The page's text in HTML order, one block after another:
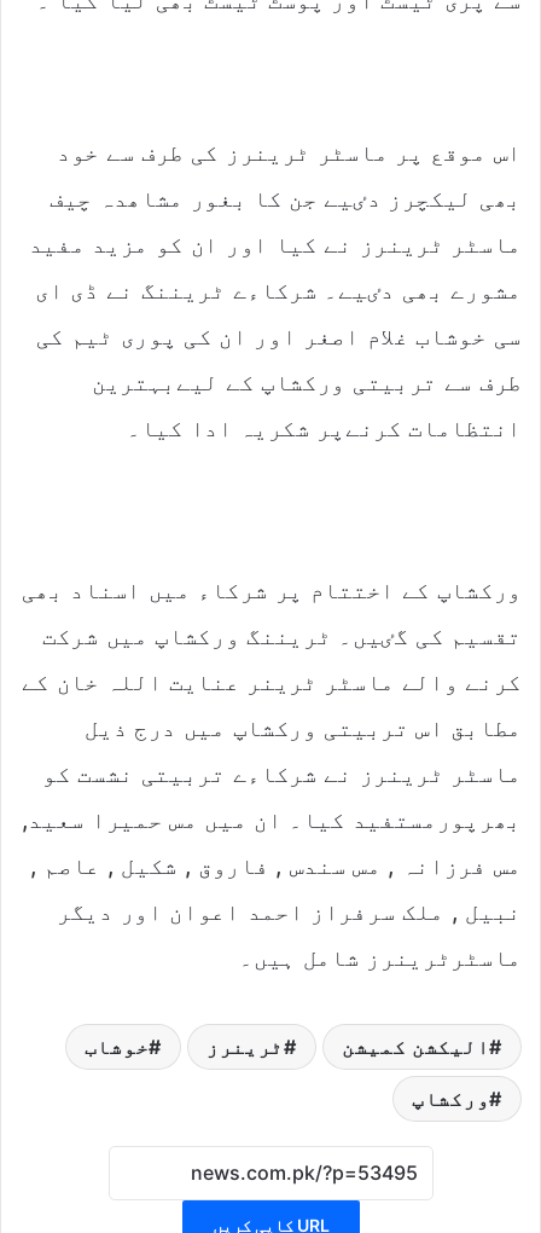
اس موقع پر ماسٹر ٹرینرز کی طرف سے خود
بھی لیکچرز دٸیے جن کا بغور مشاھدہ چیف
ماسٹر ٹرینرز نے کیا اور ان کو مزید مفید
مشورے بھی دٸیے۔ شرکاءے ٹریننگ نے ڈی ای
سی خوشاب غلام اصغر اور ان کی پوری ٹیم کی
طرف سے تربیتی ورکشاپ کے لیےبہترین
انتظامات کرنےپر شکریہ ادا کیا۔
ورکشاپ کے اختتام پر شرکاء میں اسناد بھی
تقسیم کی گٸیں۔ ٹریننگ ورکشاپ میں شرکت
کرنے والے ماسٹر ٹرینر عنایت اللہ خان کے
مطابق اس تربیتی ورکشاپ میں درج ذیل
ماسٹر ٹرینرز نے شرکاءے تربیتی نشست کو
بھرپورمستفید کیا۔ ان میں مس حمیرا سعید,
مس فرزانہ , مس سندس , فاروق , شکیل , عاصم ,
نبیل , ملک سرفراز احمد اعوان اور دیگر
ماسٹرٹرینرز شامل ہیں۔
الیکشن کمیشن ٹرینرز خوشاب
ورکشاپ
URL کاپی کریں